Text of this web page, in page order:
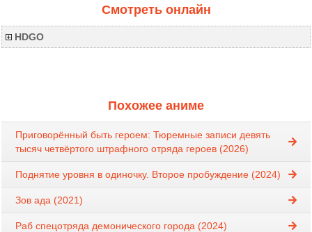
Смотреть онлайн
HDGO
Похожее аниме
Приговорённый быть героем: Тюремные записи девять
тысяч четвёртого штрафного отряда героев (2026)
Поднятие уровня в одиночку. Второе пробуждение (2024)
Зов ада (2021)
Раб спецотряда демонического города (2024)